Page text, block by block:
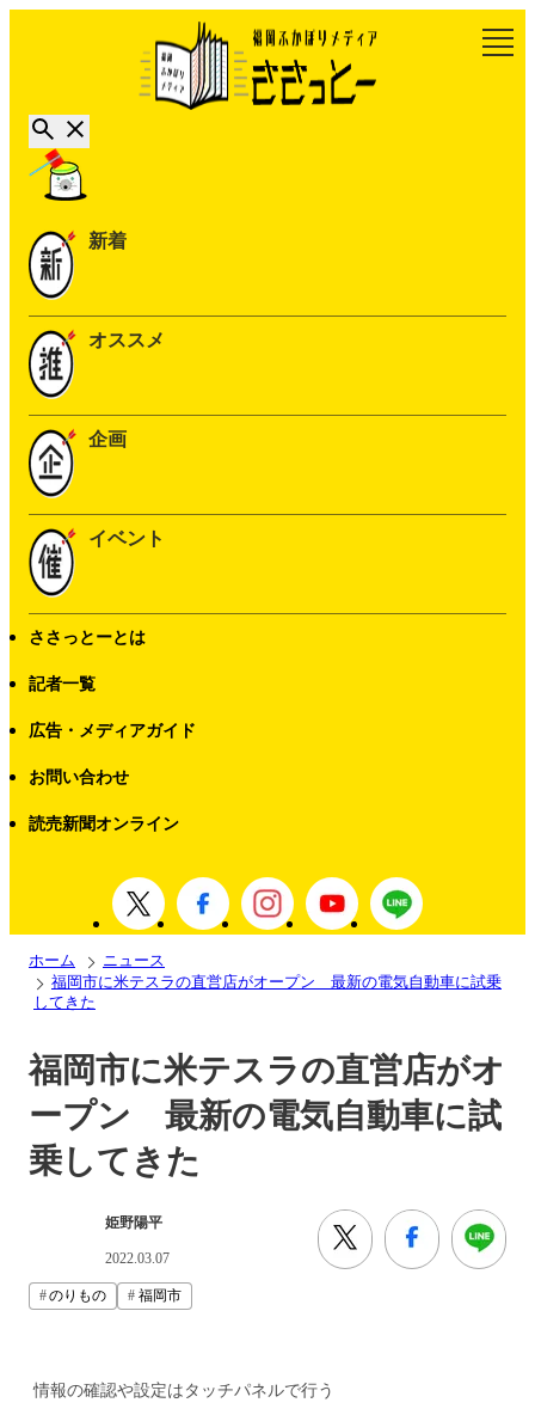
新着
オススメ
企画
イベント
ささっとーとは
記者一覧
広告・メディアガイド
お問い合わせ
読売新聞オンライン
ホーム
ニュース
福岡市に米テスラの直営店がオープン 最新の電気自動車に試乗
してきた
福岡市に米テスラの直営店がオ
ープン 最新の電気自動車に試
乗してきた
姫野陽平
2022.03.07
のりもの 福岡市
情報の確認や設定はタッチパネルで行う